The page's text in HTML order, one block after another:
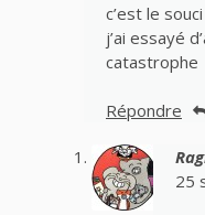
c’est le
j’ai essayé
catastrophe
Répondre
25